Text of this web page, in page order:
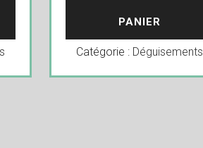
PANIER
Catégorie : Déguisements